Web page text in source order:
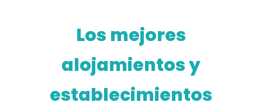
Los mejores
alojamientos y
establecimientos